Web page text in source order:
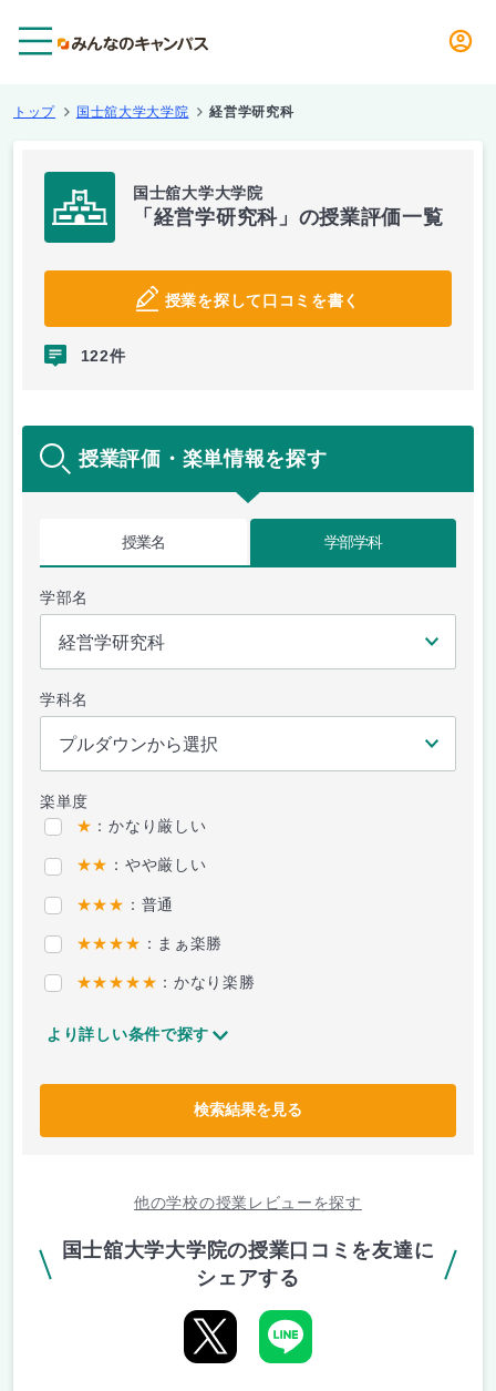
トップ 国士舘大学大学院 経営学研究科
国士舘大学大学院
「経営学研究科」の授業評価一覧
授業を探して口コミを書く
122件
授業評価・楽単情報を探す
授業名 学部学科
学部名
学科名
楽単度
★ ：かなり厳しい
★★ ：やや厳しい
★★★ ：普通
★★★★ ：まぁ楽勝
★★★★★ ：かなり楽勝
より詳しい条件で探す
検索結果を見る
他の学校の授業レビューを探す
国士舘大学大学院の授業口コミを友達に
シェアする